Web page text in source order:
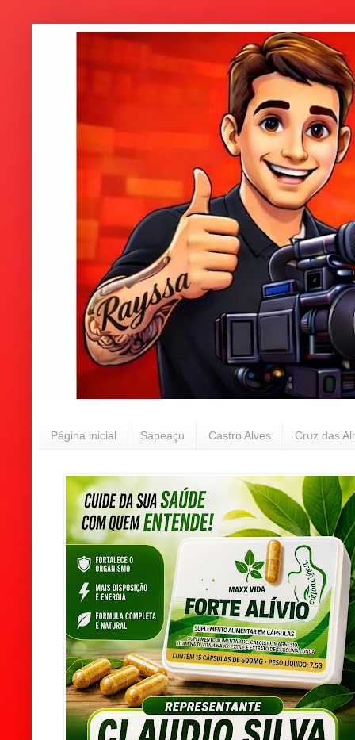
Página inicial Sapeaçu Castro Alves Cruz das